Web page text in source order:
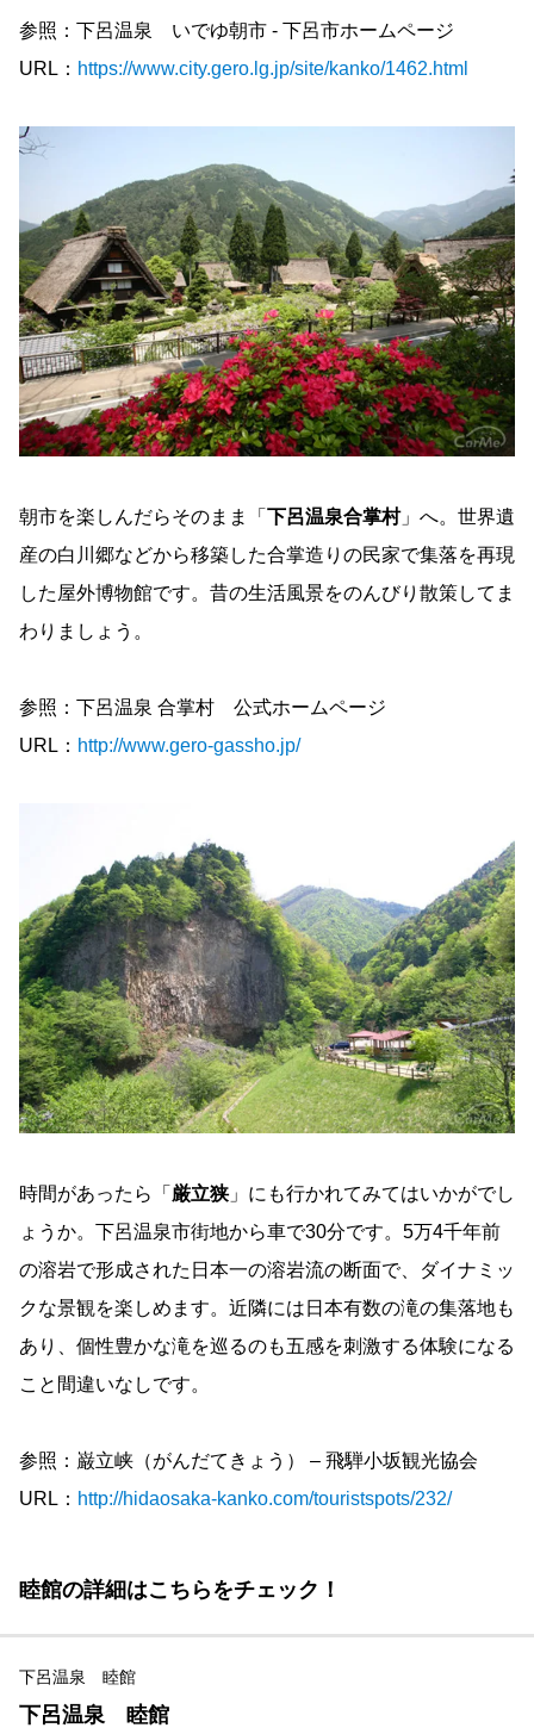
参照：下呂温泉 いでゆ朝市 - 下呂市ホームページ
URL： https://www.city.gero.lg.jp/site/kanko/1462.html
朝市を楽しんだらそのまま「 下呂温泉合掌村」へ。世界遺
産の白川郷などから移築した合掌造りの民家で集落を再現
した屋外博物館です。昔の生活風景をのんびり散策してま
わりましょう。
参照：下呂温泉 合掌村 公式ホームページ
URL： http://www.gero-gassho.jp/
時間があったら「 厳立狭」にも行かれてみてはいかがでし
ょうか。下呂温泉市街地から車で30分です。5万4千年前
の溶岩で形成された日本一の溶岩流の断面で、ダイナミッ
クな景観を楽しめます。近隣には日本有数の滝の集落地も
あり、個性豊かな滝を巡るのも五感を刺激する体験になる
こと間違いなしです。
参照：巌立峡（がんだてきょう） – 飛騨小坂観光協会
URL： http://hidaosaka-kanko.com/touristspots/232/
睦館の詳細はこちらをチェック！
下呂温泉 睦館
下呂温泉 睦館